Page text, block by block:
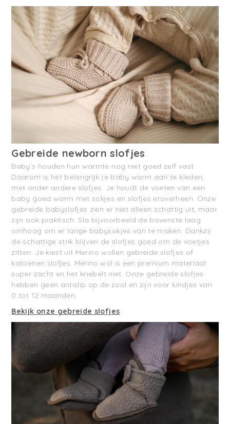
Gebreide newborn slofjes
Baby’s houden hun warmte nog niet goed zelf vast.
Daarom is het belangrijk je baby warm aan te kleden,
met onder andere slofjes. Je houdt de voeten van een
baby goed warm met sokjes en slofjes eroverheen. Onze
gebreide babyslofjes zien er niet alleen schattig uit, maar
zijn ook praktisch. Sla bijvoorbeeld de bovenste laag
omhoog om er lange babysokjes van te maken. Dankzij
de schattige strik blijven de slofjes goed om de voetjes
zitten. Je kiest uit Merino wollen gebreide slofjes of
katoenen slofjes. Merino wol is een premium materiaal:
super zacht en het kriebelt niet. Onze gebreide slofjes
hebben geen antislip op de zool en zijn voor kindjes van
0 tot 12 maanden.
Bekijk onze gebreide slofjes